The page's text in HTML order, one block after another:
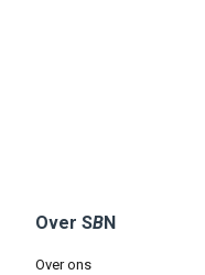
Over SBN
Over ons